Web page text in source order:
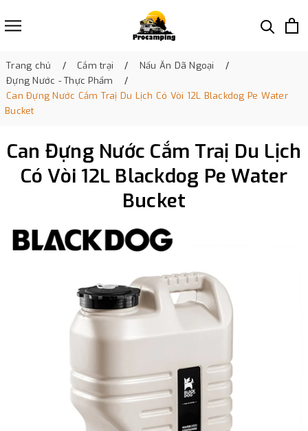
Trang chủ Cắm trại
Nấu Ăn Dã Ngoại
Đựng Nước - Thực Phẩm
Can Đựng Nước Cắm Traị Du Lịch Có Vòi 12L Blackdog Pe Water
Bucket
Can Đựng Nước Cắm Traị Du Lịch
Có Vòi 12L Blackdog Pe Water
Bucket